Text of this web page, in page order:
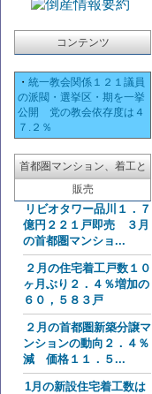
コンテンツ
・ 統一教会関係１２１議員
の派閥・選挙区・期を一挙
公開 党の教会依存度は４
７.２％
首都圏マンション、着工と
販売
リビオタワー品川１．７
億円２２１戸即売 ３月
の首都圏マンショ...
２月の住宅着工戸数１０
ヶ月ぶり２．４％増加の
６０，５８３戸
２月の首都圏新築分譲マ
ンションの動向２．４％
減 価格１１．５...
1月の新設住宅着工数は